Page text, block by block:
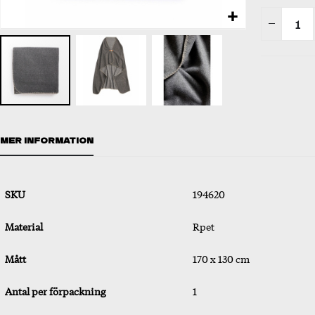
MER INFORMATION
SKU 194620
Material Rpet
Mått 170 x 130 cm
Antal per förpackning 1